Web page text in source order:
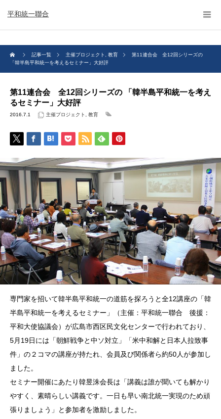
平和統一聯合
記事一覧 主催プロジェクト 教育
第11連合会 全12回シリーズの
「韓半島平和統一を考えるセミナー」大好評
第11連合会 全12回シリーズの 「韓半島平和統一を考え
るセミナー」大好評
2016.7.1 主催プロジェクト 教育
専門家を招いて韓半島平和統一の道筋を探ろうと全12講座の「韓
半島平和統一を考えるセミナー」（主催：平和統一聯合 後援：
平和大使協議会）が広島市西区民文化センターで行われており、
5月19日には「朝鮮戦争と中ソ対立」「米中和解と日本人拉致事
件」の２コマの講座が持たれ、会員及び関係者ら約50人が参加し
ました。
セミナー開催にあたり韓昱洙会長は「講義は誰が聞いても解かり
やすく、素晴らしい講義です。一日も早い南北統一実現のため頑
張りましょう」と参加者を激励しました。